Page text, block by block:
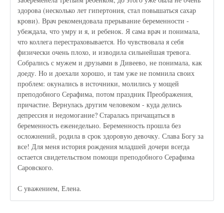
здорова (несколько лет гипертония, стал повышаться сахар
крови). Врач рекомендовала прерывание беременности -
убеждала, что умру и я, и ребенок. Я сама врач и понимала,
что коллега перестраховывается. Но чувствовала я себя
физически очень плохо, и изводила сильнейшая тревога.
Собрались с мужем и друзьями в Дивеево, не понимала, как
доеду. Но и доехали хорошо, и там уже не помнила своих
проблем: окунались в источники, молились у мощей
преподобного Серафима, потом праздник Преображения,
причастие. Вернулась другим человеком - куда делись
депрессия и недомогание? Старалась причащаться в
беременность еженедельно. Беременность прошла без
осложнений, родила в срок здоровую девочку. Слава Богу за
все! Для меня история рождения младшей дочери всегда
остается свидетельством помощи преподобного Серафима
Саровского.
С уважением, Елена.